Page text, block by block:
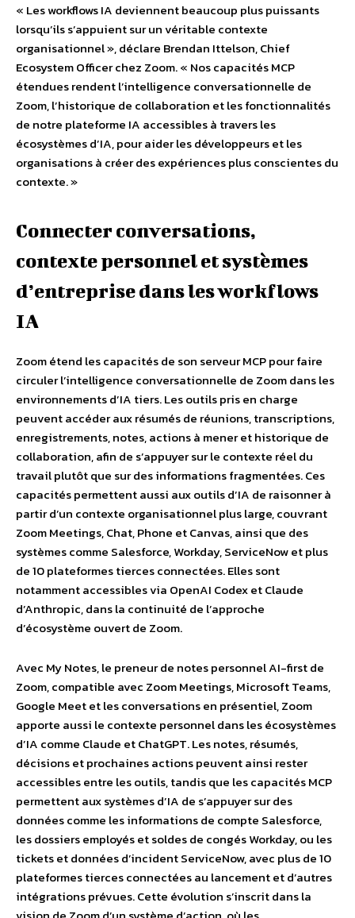
« Les workflows IA deviennent beaucoup plus puissants
lorsqu’ils s’appuient sur un véritable contexte
organisationnel », déclare Brendan Ittelson, Chief
Ecosystem Officer chez Zoom. « Nos capacités MCP
étendues rendent l’intelligence conversationnelle de
Zoom, l’historique de collaboration et les fonctionnalités
de notre plateforme IA accessibles à travers les
écosystèmes d’IA, pour aider les développeurs et les
organisations à créer des expériences plus conscientes du
contexte. »
Connecter conversations,
contexte personnel et systèmes
d’entreprise dans les workflows
IA
Zoom étend les capacités de son serveur MCP pour faire
circuler l’intelligence conversationnelle de Zoom dans les
environnements d’IA tiers. Les outils pris en charge
peuvent accéder aux résumés de réunions, transcriptions,
enregistrements, notes, actions à mener et historique de
collaboration, afin de s’appuyer sur le contexte réel du
travail plutôt que sur des informations fragmentées. Ces
capacités permettent aussi aux outils d’IA de raisonner à
partir d’un contexte organisationnel plus large, couvrant
Zoom Meetings, Chat, Phone et Canvas, ainsi que des
systèmes comme Salesforce, Workday, ServiceNow et plus
de 10 plateformes tierces connectées. Elles sont
notamment accessibles via OpenAI Codex et Claude
d’Anthropic, dans la continuité de l’approche
d’écosystème ouvert de Zoom.
Avec My Notes, le preneur de notes personnel AI-first de
Zoom, compatible avec Zoom Meetings, Microsoft Teams,
Google Meet et les conversations en présentiel, Zoom
apporte aussi le contexte personnel dans les écosystèmes
d’IA comme Claude et ChatGPT. Les notes, résumés,
décisions et prochaines actions peuvent ainsi rester
accessibles entre les outils, tandis que les capacités MCP
permettent aux systèmes d’IA de s’appuyer sur des
données comme les informations de compte Salesforce,
les dossiers employés et soldes de congés Workday, ou les
tickets et données d’incident ServiceNow, avec plus de 10
plateformes tierces connectées au lancement et d’autres
intégrations prévues. Cette évolution s’inscrit dans la